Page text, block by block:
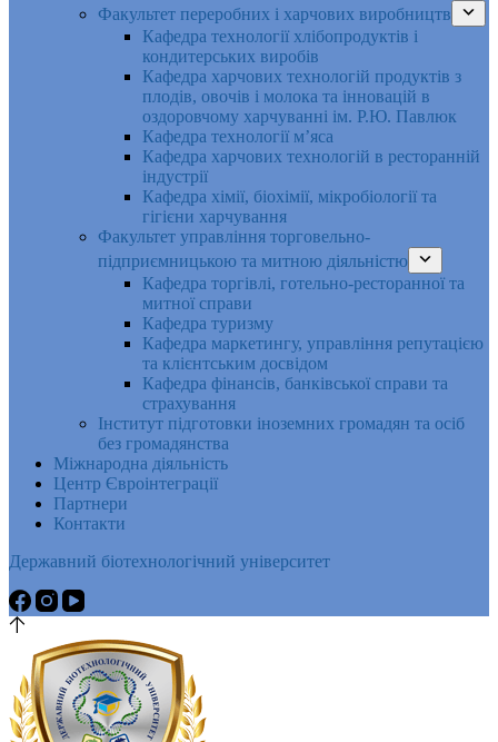
Факультет переробних і харчових виробництв
Кафедра технології хлібопродуктів і
кондитерських виробів
Кафедра харчових технологій продуктів з
плодів, овочів і молока та інновацій в
оздоровчому харчуванні ім. Р.Ю. Павлюк
Кафедра технології м’яса
Кафедра харчових технологій в ресторанній
індустрії
Кафедра хімії, біохімії, мікробіології та
гігієни харчування
Факультет управління торговельно-
підприємницькою та митною діяльністю
Кафедра торгівлі, готельно-ресторанної та
митної справи
Кафедра туризму
Кафедра маркетингу, управління репутацією
та клієнтським досвідом
Кафедра фінансів, банківської справи та
страхування
Інститут підготовки іноземних громадян та осіб
без громадянства
Міжнародна діяльність
Центр Євроінтеграції
Партнери
Контакти
Державний біотехнологічний університет